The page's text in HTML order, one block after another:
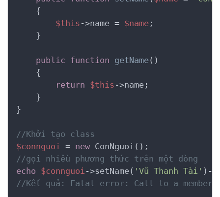
    {
$this ->name = $name;
    }
public function getName()
    {
return $this ->name;
    }
}
//Khởi tạo class
$connguoi
= new
//gọi nhiều phương thức trên một dòng
echo $connguoi ->setName( 'Vũ Thanh Tài'
//Kết quả: Fatal error: Call to a member